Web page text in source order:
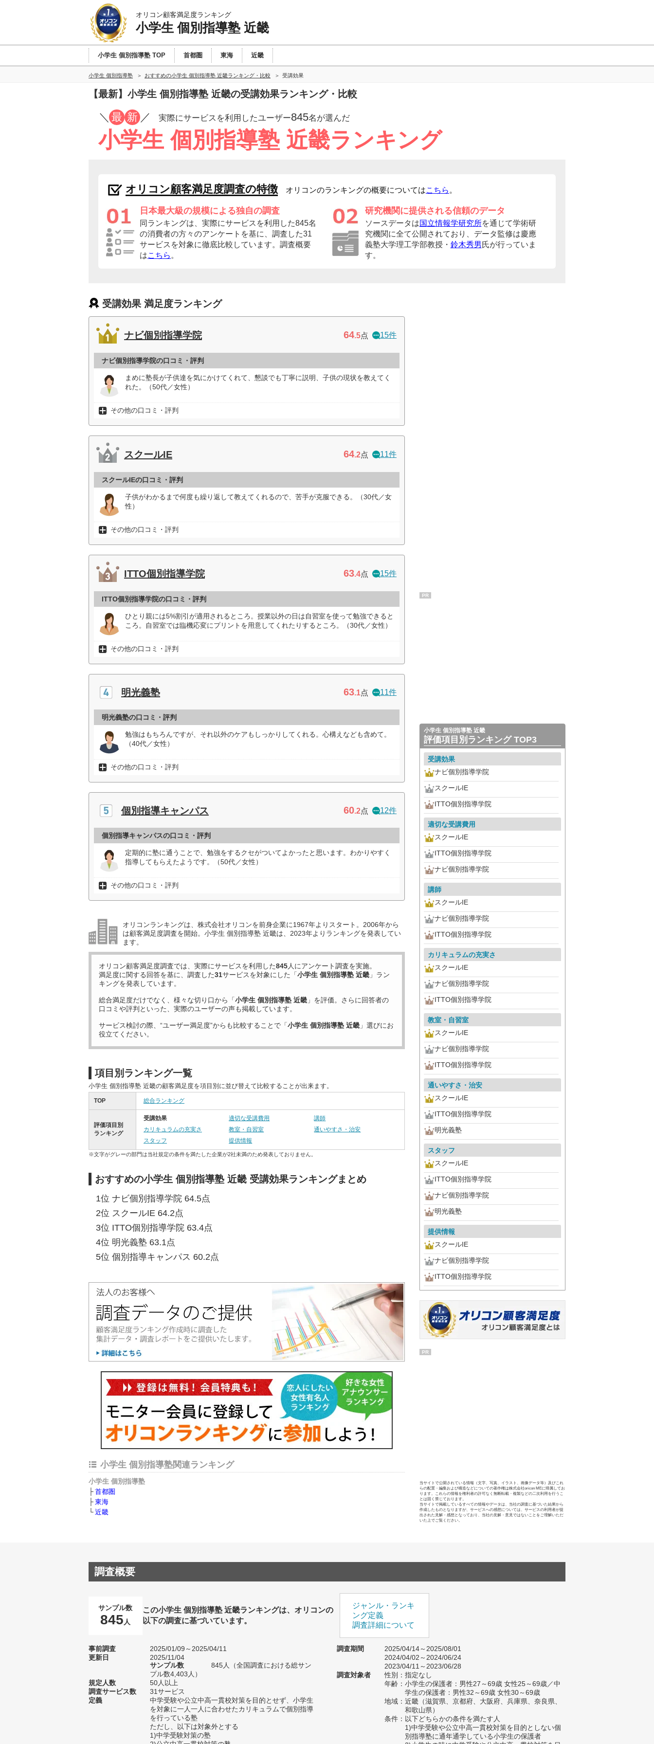
オリコン顧客満足度ランキング
小学生 個別指導塾 近畿
小学生 個別指導塾 TOP 首都圏 東海 近畿
小学生 個別指導塾 おすすめの小学生 個別指導塾 近畿ランキング・比較 受講効果
【最新】小学生 個別指導塾 近畿の受講効果ランキング・比較
／ 最 新 ／ 実際にサービスを利用したユーザー845名が選んだ
小学生 個別指導塾 近畿ランキング
オリコン顧客満足度調査の特徴 オリコンのランキングの概要についてはこちら 。
日本最大級の規模による独自の調査
同ランキングは、実際にサービスを利用した845名
の消費者の方々のアンケートを基に、調査した31
サービスを対象に徹底比較しています。調査概要
はこちら 。
研究機関に提供される信頼のデータ
ソースデータは国立情報学研究所を通じて学術研
究機関に全て公開されており、データ監修は慶應
義塾大学理工学部教授・ 鈴木秀男 氏が行っていま
す。
受講効果 満足度ランキング
ナビ個別指導学院 64.5点 15件
ナビ個別指導学院の口コミ・評判
まめに塾長が子供達を気にかけてくれて、懇談でも丁寧に説明、子供の現状を教えてく
れた。（50代／女性）
その他の口コミ・評判
スクールIE 64.2点 11件
スクールIEの口コミ・評判
子供がわかるまで何度も繰り返して教えてくれるので、苦手が克服できる。（30代／女
性）
その他の口コミ・評判
ITTO個別指導学院 63.4点 15件
ITTO個別指導学院の口コミ・評判
ひとり親には5%割引が適用されるところ。授業以外の日は自習室を使って勉強できると
ころ。自習室では臨機応変にプリントを用意してくれたりするところ。（30代／女性）
その他の口コミ・評判
明光義塾 63.1点 11件
明光義塾の口コミ・評判
勉強はもちろんですが、それ以外のケアもしっかりしてくれる。心構えなども含めて。
（40代／女性）
その他の口コミ・評判
個別指導キャンパス 60.2点 12件
個別指導キャンパスの口コミ・評判
定期的に塾に通うことで、勉強をするクセがついてよかったと思います。わかりやすく
指導してもらえたようです。（50代／女性）
その他の口コミ・評判
オリコンランキングは、株式会社オリコンを前身企業に1967年よりスタート。2006年から
は顧客満足度調査を開始。小学生 個別指導塾 近畿は、2023年よりランキングを発表してい
ます。
オリコン顧客満足度調査では、実際にサービスを利用した845人にアンケート調査を実施。
満足度に関する回答を基に、調査した31サービスを対象にした「小学生 個別指導塾 近畿 」ラン
キングを発表しています。
総合満足度だけでなく、様々な切り口から「小学生 個別指導塾 近畿 」を評価。さらに回答者の
口コミや評判といった、実際のユーザーの声も掲載しています。
サービス検討の際、“ユーザー満足度”からも比較することで「小学生 個別指導塾 近畿 」選びにお
役立てください。
項目別ランキング一覧
小学生 個別指導塾 近畿の顧客満足度を項目別に並び替えて比較することが出来ます。
TOP 総合ランキング
評価項目別
ランキング
受講効果 適切な受講費用
講師
カリキュラムの充実さ
教室・自習室
通いやすさ・治安
スタッフ
提供情報
※文字がグレーの部門は当社規定の条件を満たした企業が2社未満のため発表しておりません。
おすすめの小学生 個別指導塾 近畿 受講効果ランキングまとめ
1位 ナビ個別指導学院 64.5点
2位 スクールIE 64.2点
3位 ITTO個別指導学院 63.4点
4位 明光義塾 63.1点
5位 個別指導キャンパス 60.2点
小学生 個別指導塾関連ランキング
小学生 個別指導塾
首都圏
東海
近畿
PR
小学生 個別指導塾 近畿
評価項目別ランキング TOP3
受講効果
ナビ個別指導学院
スクールIE
ITTO個別指導学院
適切な受講費用
スクールIE
ITTO個別指導学院
ナビ個別指導学院
講師
スクールIE
ナビ個別指導学院
ITTO個別指導学院
カリキュラムの充実さ
スクールIE
ナビ個別指導学院
ITTO個別指導学院
教室・自習室
スクールIE
ナビ個別指導学院
ITTO個別指導学院
通いやすさ・治安
スクールIE
ITTO個別指導学院
明光義塾
スタッフ
スクールIE
ITTO個別指導学院
ナビ個別指導学院
明光義塾
提供情報
スクールIE
ナビ個別指導学院
ITTO個別指導学院
PR
当サイトで公開されている情報（文字、写真、イラスト、画像データ等）及びこれ
らの配置・編集および構造などについての著作権は株式会社oricon MEに帰属してお
ります。これらの情報を権利者の許可なく無断転載・複製などの二次利用を行うこ
とは固く禁じております。
当サイトで掲載しているすべての情報やデータは、当社の調査に基づいた結果から
作成したものとなりますが、サービスへの感想については、サービスの利用者が提
出された見解・感想となっており、当社の見解・意見ではないことをご理解いただ
いた上でご覧ください。
調査概要
サンプル数
845 人
この小学生 個別指導塾 近畿ランキングは、オリコンの
以下の調査に基づいています。
ジャンル・ランキ
ング定義
調査詳細について
事前調査
2025/01/09～2025/04/11
更新日
2025/11/04
サンプル数
845人（全国調査における総サン
プル数4,403人）
規定人数
50人以上
調査サービス数
31サービス
定義
中学受験や公立中高一貫校対策を目的とせず、小学生
を対象に一人一人に合わせたカリキュラムで個別指導
を行っている塾
ただし、以下は対象外とする
1)中学受験対策の塾
調査期間
2025/04/14～2025/08/01
2024/04/02～2024/06/24
2023/04/11～2023/06/28
調査対象者
性別：指定なし
年齢：小学生の保護者：男性27～69歳 女性25～69歳／中
学生の保護者：男性32～69歳 女性30～69歳
地域：近畿（滋賀県、京都府、大阪府、兵庫県、奈良県、
和歌山県）
条件：以下どちらかの条件を満たす人
1)中学受験や公立中高一貫校対策を目的としない個
別指導塾に通年通学している小学生の保護者